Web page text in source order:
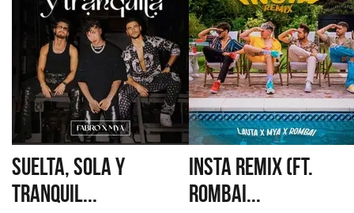
SUELTA, SOLA Y
TRANQUIL...
INSTA REMIX (FT.
ROMBAI...